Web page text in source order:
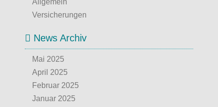
Allgemein
Versicherungen
News Archiv
Mai 2025
April 2025
Februar 2025
Januar 2025